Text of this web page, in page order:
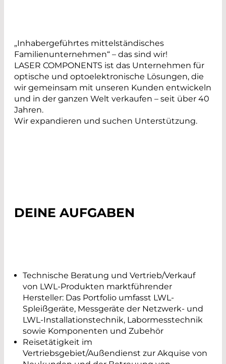
„Inhabergeführtes mittelständisches
Familienunternehmen“ – das sind wir!
LASER COMPONENTS ist das Unternehmen für
optische und optoelektronische Lösungen, die
wir gemeinsam mit unseren Kunden entwickeln
und in der ganzen Welt verkaufen – seit über 40
Jahren.
Wir expandieren und suchen Unterstützung.
DEINE AUFGABEN
Technische Beratung und Vertrieb/Verkauf
von LWL-Produkten marktführender
Hersteller: Das Portfolio umfasst LWL-
Spleißgeräte, Messgeräte der Netzwerk- und
LWL-Installationstechnik, Labormesstechnik
sowie Komponenten und Zubehör
Reisetätigkeit im
Vertriebsgebiet/Außendienst zur Akquise von